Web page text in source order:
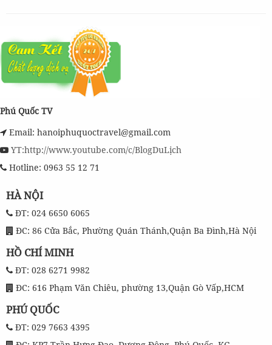
Phú Quốc TV
Email: hanoiphuquoctravel@gmail.com
YT:http://www.youtube.com/c/BlogDuLịch
Hotline: 0963 55 12 71
HÀ NỘI
ĐT: 024 6650 6065
ĐC: 86 Cửa Bắc, Phường Quán Thánh,Quận Ba Đình,Hà Nội
HỒ CHÍ MINH
ĐT: 028 6271 9982
ĐC: 616 Phạm Văn Chiêu, phường 13,Quận Gò Vấp,HCM
PHÚ QUỐC
ĐT: 029 7663 4395